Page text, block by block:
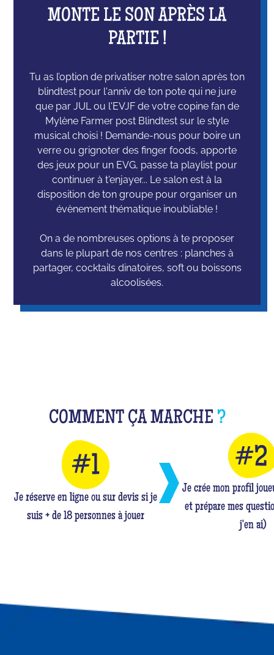
MONTE LE SON APRÈS LA
PARTIE !
Tu as l’option de privatiser notre salon après ton
blindtest pour l'anniv de ton pote qui ne jure
que par JUL ou l'EVJF de votre copine fan de
Mylène Farmer post Blindtest sur le style
musical choisi ! Demande-nous pour boire un
verre ou grignoter des finger foods, apporte
des jeux pour un EVG, passe ta playlist pour
continuer à t'enjayer... Le salon est à la
disposition de ton groupe pour organiser un
évènement thématique inoubliable !
On a de nombreuses options à te proposer
dans le plupart de nos centres : planches à
partager, cocktails dinatoires, soft ou boissons
alcoolisées.
COMMENT ÇA MARCHE ?
Je réserve en ligne ou sur devis si je
suis + de 18 personnes à jouer
Je crée mon profil
et prépare mes
j'en ai)